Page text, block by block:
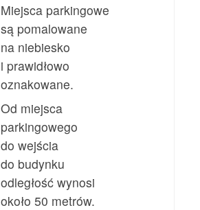
Miejsca parkingowe
są pomalowane
na niebiesko
i prawidłowo
oznakowane.
Od miejsca
parkingowego
do wejścia
do budynku
odległość wynosi
około 50 metrów.